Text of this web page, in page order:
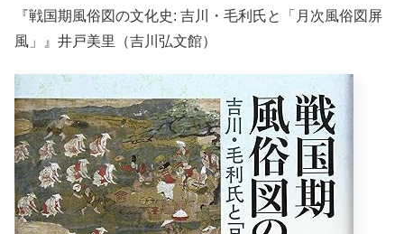
『戦国期風俗図の文化史: 吉川・毛利氏と「月次風俗図屏
風」』井戸美里（吉川弘文館）